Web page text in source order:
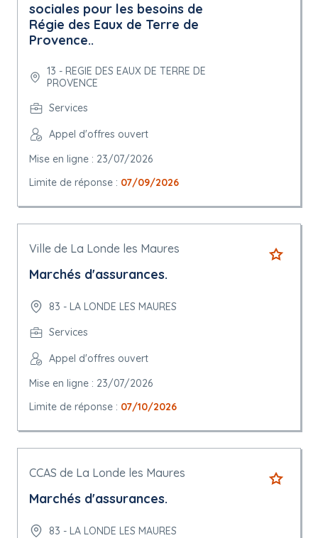
sociales pour les besoins de
Régie des Eaux de Terre de
Provence..
13 - REGIE DES EAUX DE TERRE DE
PROVENCE
Services
Appel d'offres ouvert
Mise en ligne : 23/07/2026
Limite de réponse : 07/09/2026
Ville de La Londe les Maures
Marchés d'assurances.
83 - LA LONDE LES MAURES
Services
Appel d'offres ouvert
Mise en ligne : 23/07/2026
Limite de réponse : 07/10/2026
CCAS de La Londe les Maures
Marchés d'assurances.
83 - LA LONDE LES MAURES